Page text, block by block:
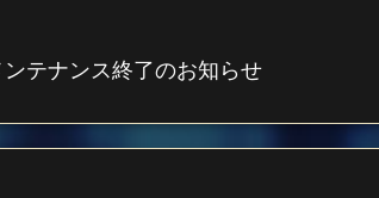
テナンス終了のお知らせ